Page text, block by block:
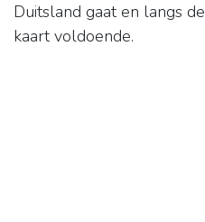
Duitsland gaat en langs
kaart voldoende.